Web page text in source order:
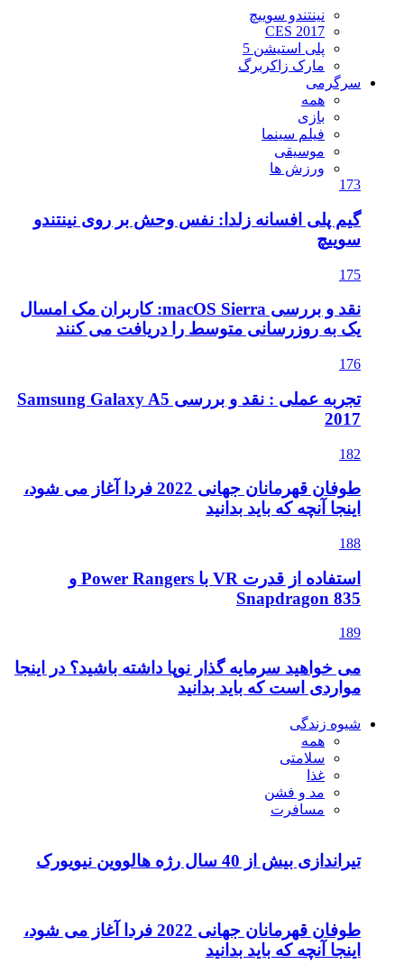
نینتندو سوییچ
CES 2017
پلی استیشن 5
مارک زاکربرگ
سرگرمی
همه
بازی
فیلم سینما
موسیقی
ورزش ها
173
گیم پلی افسانه زلدا: نفس وحش بر روی نینتندو
سوییچ
175
نقد و بررسی macOS Sierra: کاربران مک امسال
یک به روزرسانی متوسط را دریافت می کنند
176
تجربه عملی : نقد و بررسی Samsung Galaxy A5
2017
182
طوفان قهرمانان جهانی 2022 فردا آغاز می شود،
اینجا آنچه که باید بدانید
188
استفاده از قدرت VR با Power Rangers و
Snapdragon 835
189
می خواهید سرمایه گذار نوپا داشته باشید؟ در اینجا
مواردی است که باید بدانید
شیوه زندگی
همه
سلامتی
غذا
مد و فشن
مسافرت
تیراندازی بیش از 40 سال رژه هالووین نیویورک
طوفان قهرمانان جهانی 2022 فردا آغاز می شود،
اینجا آنچه که باید بدانید